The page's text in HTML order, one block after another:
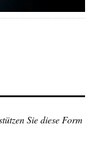
Sie diese Form